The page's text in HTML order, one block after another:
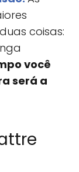
coisas:
você
será a